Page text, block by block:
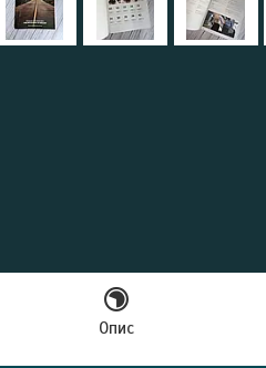
Опис